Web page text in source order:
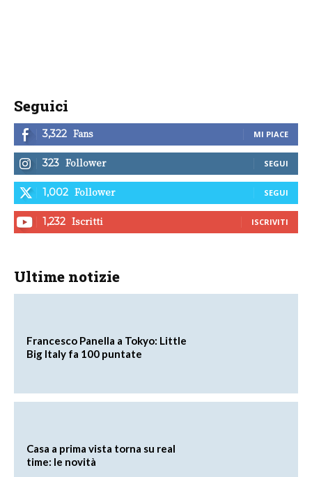
Seguici
3,322 Fans MI PIACE
323 Follower SEGUI
1,002 Follower SEGUI
1,232 Iscritti ISCRIVITI
Ultime notizie
Francesco Panella a Tokyo: Little
Big Italy fa 100 puntate
Casa a prima vista torna su real
time: le novità